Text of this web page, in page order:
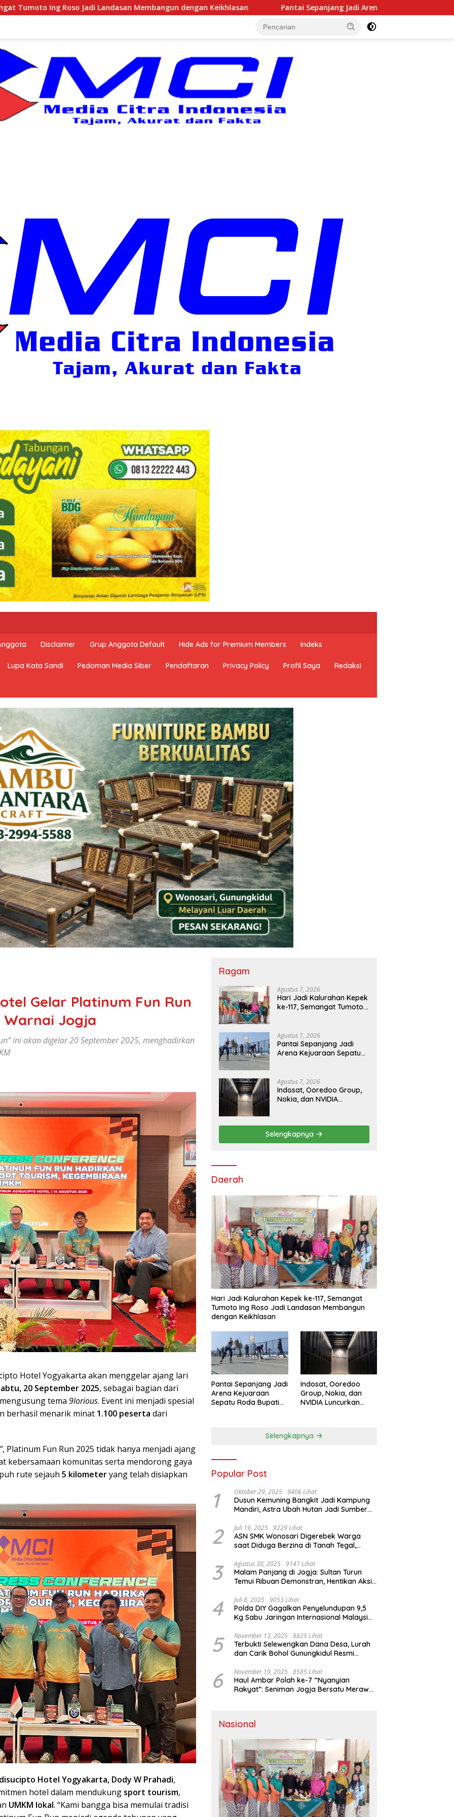
dengan Keikhlasan Pantai Sepanjang Jadi Arena Kejuaraan Sepatu Roda Bupati Gunungkidul Cup III
Disclaimer Grup Anggota Default Hide Ads for Premium Members Indeks
Lupa Kata Sandi Pedoman Media Siber Pendaftaran Privacy Policy Profil Saya Redaksi
Gelar Platinum Fun Run
Warnai Jogja
ini akan digelar 20 September 2025, menghadirkan
Hotel Yogyakarta akan menggelar ajang lari
20 September 2025, sebagai bagian dari
tema 9lorious. Event ini menjadi spesial
berhasil menarik minat 1.100 peserta dari
, Platinum Fun Run 2025 tidak hanya menjadi ajang
kebersamaan komunitas serta mendorong gaya
rute sejauh 5 kilometeryang telah disiapkan
Hotel Yogyakarta, Dody W Prahadi,
hotel dalam mendukung sport tourism,
UMKM lokal. “Kami bangga bisa memulai tradisi
Ragam
Agustus 7, 2026
Hari Jadi Kalurahan Kepek
ke-117, Semangat Tumoto
Keikhlasan
Agustus 7, 2026
Pantai Sepanjang Jadi
Arena Kejuaraan Sepatu
Tujuh Provinsi Ramaikan
Sport Tourism
Agustus 7, 2026
Indosat, Ooredoo Group,
Nokia, dan NVIDIA
Infrastruktur AI Terbesar di
Asia Tenggara
Selengkapnya
Daerah
Hari Jadi Kalurahan Kepek ke-117, Semangat
Tumoto Ing Roso Jadi Landasan Membangun
dengan Keikhlasan
Pantai Sepanjang Jadi
Arena Kejuaraan
Sepatu Roda Bupati
Ramaikan Sport
Indosat, Ooredoo
Group, Nokia, dan
NVIDIA Luncurkan
Tenggara
Selengkapnya
Popular Post
1 Oktober 29, 2025 9406 Lihat
Dusun Kemuning Bangkit Jadi Kampung
Mandiri, Astra Ubah Hutan Jadi Sumber
2 Juli 19, 2025 9229 Lihat
ASN SMK Wonosari Digerebek Warga
saat Diduga Berzina di Tanah Tegal,
3 Agustus 30, 2025 9147 Lihat
Malam Panjang di Jogja: Sultan Turun
Temui Ribuan Demonstran, Hentikan Aksi
4 Juli 8, 2025 9053 Lihat
Polda DIY Gagalkan Penyelundupan 9,5
Kg Sabu Jaringan Internasional Malaysia-
5 November 13, 2025 8825 Lihat
Terbukti Selewengkan Dana Desa, Lurah
dan Carik Bohol Gunungkidul Resmi
6 November 19, 2025 8585 Lihat
Haul Ambar Polah ke-7 “Nyanyian
Rakyat”: Seniman Jogja Bersatu Merawat
Nasional